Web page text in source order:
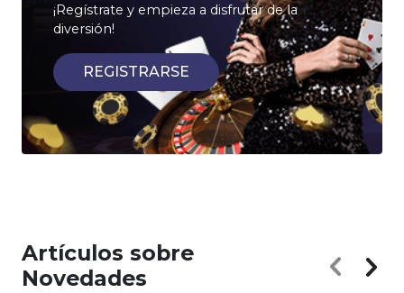
¡Regístrate y empieza a disfrutar de la
diversión!
REGISTRARSE
Artículos sobre
Novedades